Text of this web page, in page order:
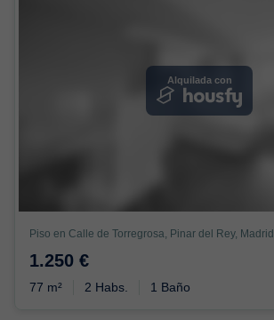
Alquilada con
Piso en Calle de Torregrosa, Pinar del Rey, Madrid
1.250 €
77 m² 2 Habs. 1 Baño